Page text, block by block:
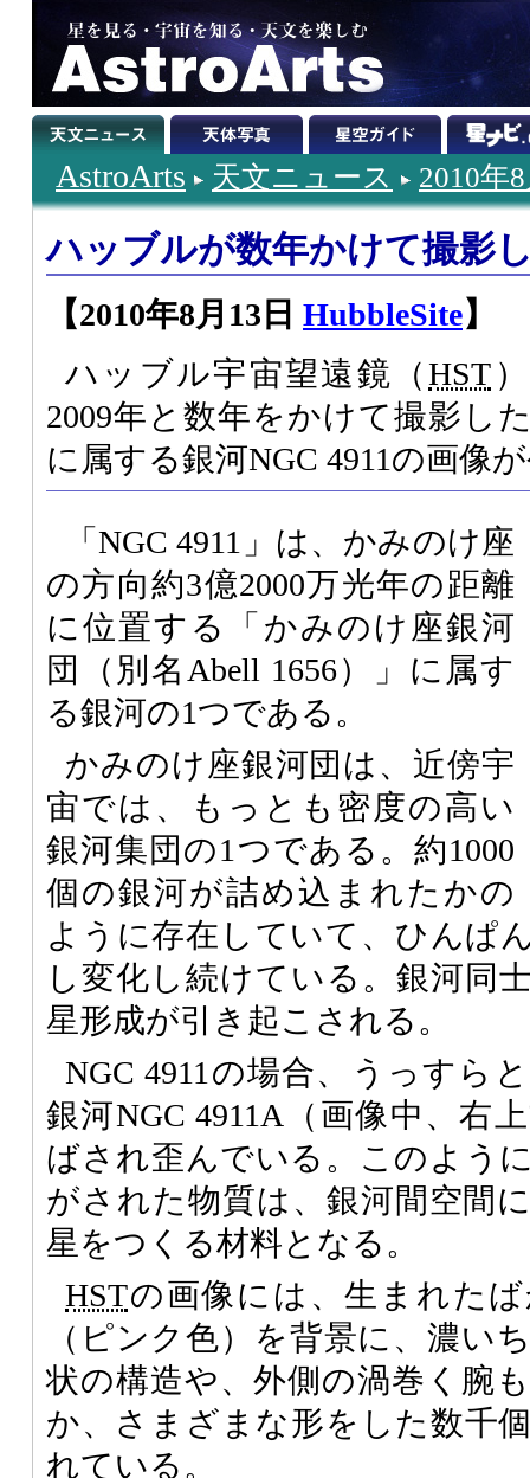
AstroArts 天文ニュース 2010年
ハッブルが数年かけて撮影
【2010年8月13日 HubbleSite】
ハッブル宇宙望遠鏡（HST
2009年と数年をかけて撮影し
に属する銀河NGC 4911の画像
「NGC 4911」は、かみのけ座
の方向約3億2000万光年の距離
に位置する「かみのけ座銀河
団（別名Abell 1656）」に属す
る銀河の1つである。
かみのけ座銀河団は、近傍宇
宙では、もっとも密度の高い
銀河集団の1つである。約1000
個の銀河が詰め込まれたかの
ように存在していて、ひんぱ
し変化し続けている。銀河同
星形成が引き起こされる。
NGC 4911の場合、うっすら
銀河NGC 4911A（画像中、右
ばされ歪んでいる。このよう
がされた物質は、銀河間空間
星をつくる材料となる。
HSTの画像には、生まれた
（ピンク色）を背景に、濃い
状の構造や、外側の渦巻く腕
か、さまざまな形をした数千
れている。